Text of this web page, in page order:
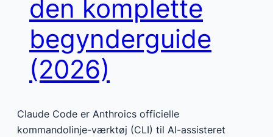
den komplette
begynderguide
(2026)
Claude Code er Anthroics officielle
kommandolinje-værktøj (CLI) til AI-assisteret